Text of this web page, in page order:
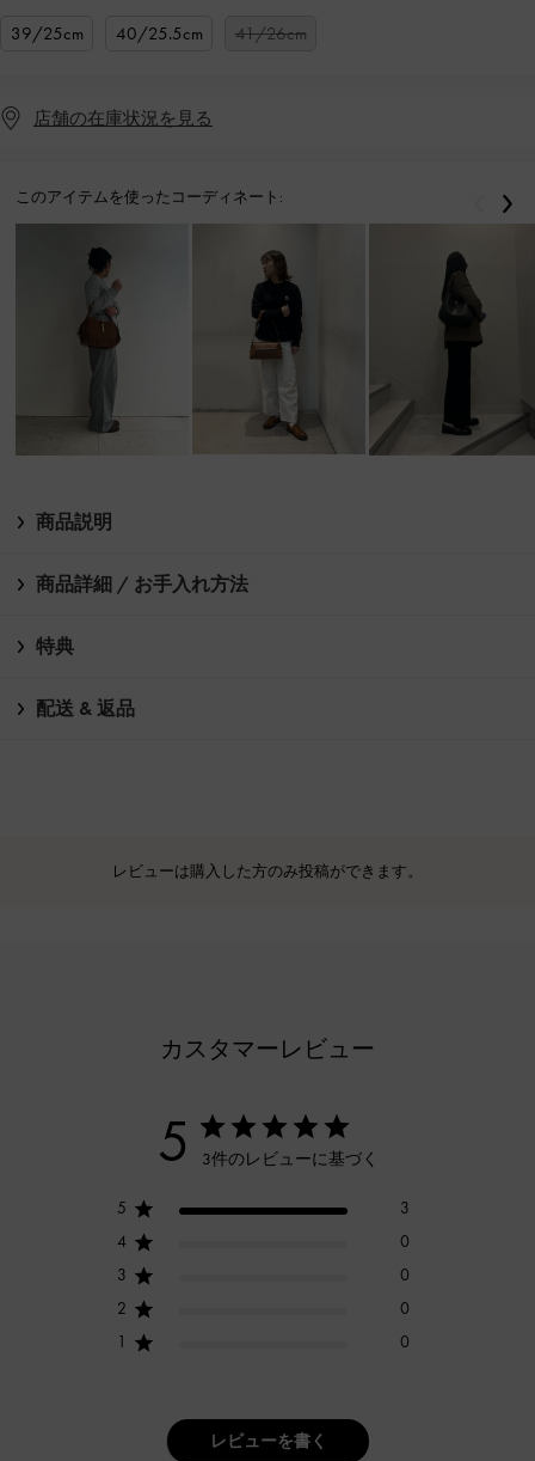
39/25cm 40/25.5cm 41/26cm
店舗の在庫状況を見る
このアイテムを使ったコーディネート: 戻る
商品説明
商品詳細 / お手入れ方法
特典
配送 & 返品
レビューは購入した方のみ投稿ができます。
カスタマーレビュー
5 3件のレビューに基づく
5
3
4
0
3
0
2
0
1
0
レビューを書く